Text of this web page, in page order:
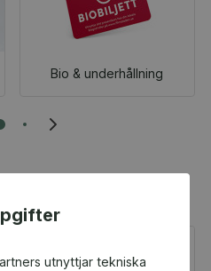
utnyttjar tekniska
Bio & underhållning